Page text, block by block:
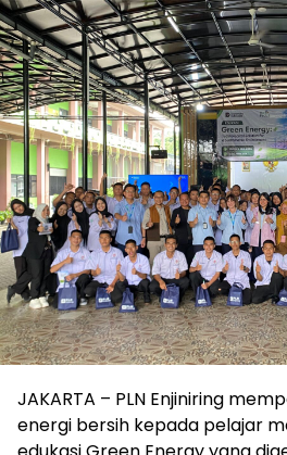
JAKARTA – PLN Enjiniring
energi bersih kepada pelajar